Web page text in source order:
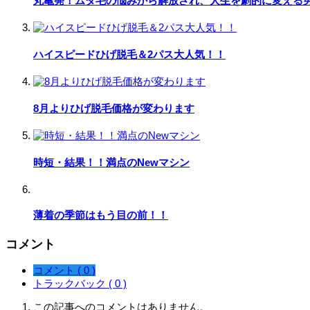
ハイスピードひげ脱毛＆2パス大人気！！
8月よりひげ脱毛価格が変わります
時短・結果！！満点のNewマシン
薄着の季節はもう目の前！！
コメント
コメント ( 0 )
トラックバック ( 0 )
この記事へのコメントはありません。